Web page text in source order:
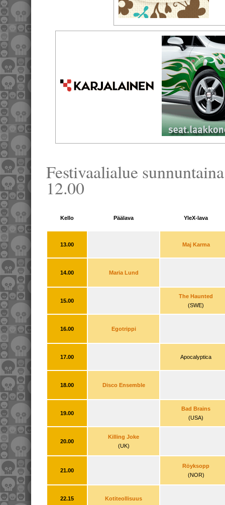
Festivaalialue
12.00
Kello Päälava YleX-lava
13.00 Maj Karma
14.00 Maria Lund
15.00
The Haunted
(SWE)
16.00 Egotrippi
17.00 Apocalyptica
18.00 Disco Ensemble
19.00
Bad Brains
(USA)
20.00
Killing Joke
(UK)
21.00
Röyksopp
(NOR)
22.15 Kotiteollisuus